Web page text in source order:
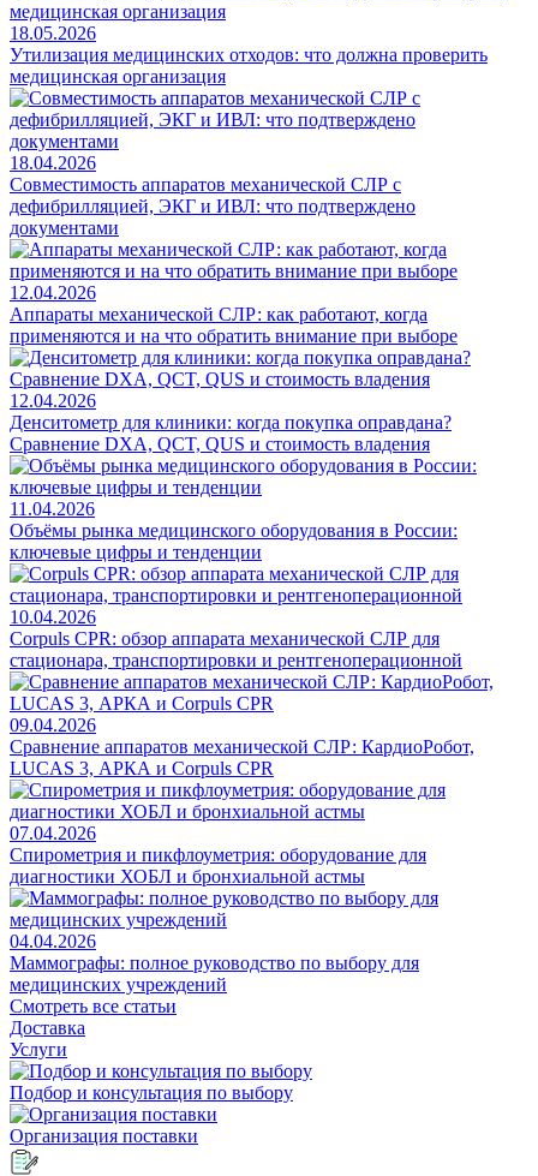
18.05.2026
Утилизация медицинских отходов: что должна проверить
медицинская организация
18.04.2026
Совместимость аппаратов механической СЛР с
дефибрилляцией, ЭКГ и ИВЛ: что подтверждено
документами
12.04.2026
Аппараты механической СЛР: как работают, когда
применяются и на что обратить внимание при выборе
12.04.2026
Денситометр для клиники: когда покупка оправдана?
Сравнение DXA, QCT, QUS и стоимость владения
11.04.2026
Объёмы рынка медицинского оборудования в России:
ключевые цифры и тенденции
10.04.2026
Corpuls CPR: обзор аппарата механической СЛР для
стационара, транспортировки и рентгеноперационной
09.04.2026
Сравнение аппаратов механической СЛР: КардиоРобот,
LUCAS 3, АРКА и Corpuls CPR
07.04.2026
Спирометрия и пикфлоуметрия: оборудование для
диагностики ХОБЛ и бронхиальной астмы
04.04.2026
Маммографы: полное руководство по выбору для
медицинских учреждений
Смотреть все статьи
Доставка
Услуги
Подбор и консультация по выбору
Организация поставки